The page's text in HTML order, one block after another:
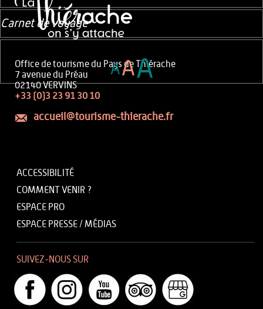
Office de tourisme du Pays de Thiérache
7 avenue du Préau
02140 VERVINS
+33 (0)3 23 91 30 10
accueil@tourisme-thierache.fr
ACCESSIBILITÉ
COMMENT VENIR ?
ESPACE PRO
ESPACE PRESSE / MÉDIAS
SUIVEZ-NOUS SUR
Carnet de voyage
AAA